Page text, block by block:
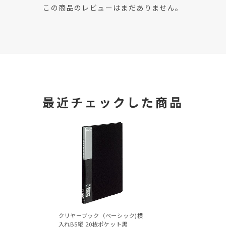
この商品のレビューはまだありません。
最近チェックした商品
クリヤーブック（ベーシック)横
入れB5縦 20枚ポケット黒